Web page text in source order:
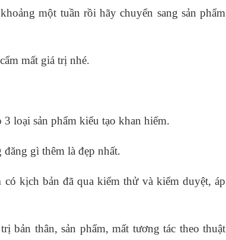
một tuần rồi hãy chuyển sang sản phẩm
mất giá trị nhé.
loại sản phẩm kiểu tạo khan hiếm.
gì thêm là đẹp nhất.
kịch bản đã qua kiểm thử và kiểm duyệt, áp
bản thân, sản phẩm, mất tương tác theo thuật